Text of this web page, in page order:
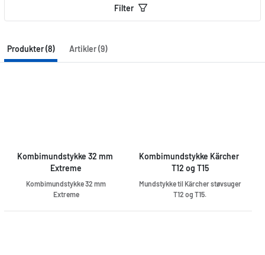
Filter
Produkter (8) Artikler (9)
Kombimundstykke 32 mm
Extreme
Kombimundstykke 32 mm
Extreme
Kombimundstykke Kärcher
T12 og T15
Mundstykke til Kärcher støvsuger
T12 og T15.